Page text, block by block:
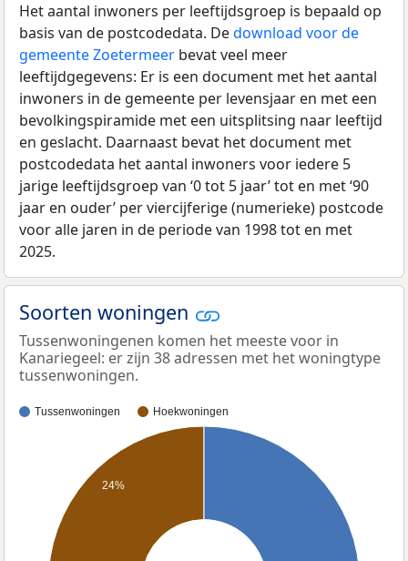
Het aantal inwoners per leeftijdsgroep is bepaald op
basis van de postcodedata. Dedownload voor de
gemeente Zoetermeer bevat veel meer
leeftijdgegevens: Er is een document met het aantal
inwoners in de gemeente per levensjaar en met een
bevolkingspiramide met een uitsplitsing naar leeftijd
en geslacht. Daarnaast bevat het document met
postcodedata het aantal inwoners voor iedere 5
jarige leeftijdsgroep van ‘0 tot 5 jaar’ tot en met ‘90
jaar en ouder’ per viercijferige (numerieke) postcode
voor alle jaren in de periode van 1998 tot en met
2025.
Soorten woningen
Tussenwoningenen komen het meeste voor in
Kanariegeel: er zijn 38 adressen met het woningtype
tussenwoningen.
Tussenwoningen Hoekwoningen
24%